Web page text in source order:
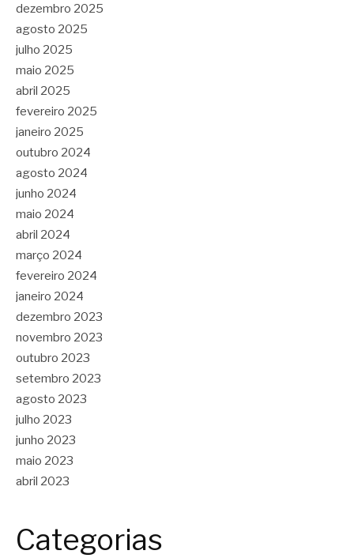
dezembro 2025
agosto 2025
julho 2025
maio 2025
abril 2025
fevereiro 2025
janeiro 2025
outubro 2024
agosto 2024
junho 2024
maio 2024
abril 2024
março 2024
fevereiro 2024
janeiro 2024
dezembro 2023
novembro 2023
outubro 2023
setembro 2023
agosto 2023
julho 2023
junho 2023
maio 2023
abril 2023
Categorias